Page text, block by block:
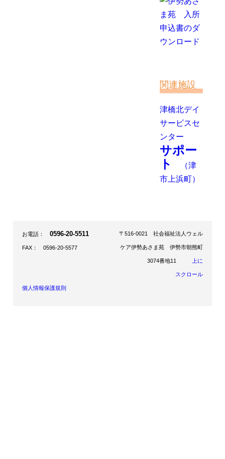
関連施設
津橋北デイ
サービスセ
ンター
サポー
ト
（津
市上浜町）
お電話： 0596-20-5511
FAX： 0596-20-5577
〒516-0021 社会福祉法人ウェル
ケア伊勢あさま苑 伊勢市朝熊町
3074番地11 上に
スクロール
個人情報保護規則